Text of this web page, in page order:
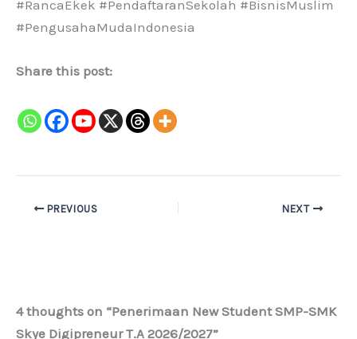
#RancaEkek #PendaftaranSekolah #BisnisMuslim
#PengusahaMudaIndonesia
Share this post:
PREVIOUS NEXT
4 thoughts on “Penerimaan New Student SMP-SMK
Skye Digipreneur T.A 2026/2027”